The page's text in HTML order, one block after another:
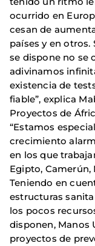
ocurrido en
cesan de
países y en otros.
se dispone no se
adivinamos
existencia de
fiable”, explica
Proyectos de
“Estamos
crecimiento
en los que
Egipto, Camerún,
Teniendo en
estructuras
los pocos
disponen, Manos
proyectos de